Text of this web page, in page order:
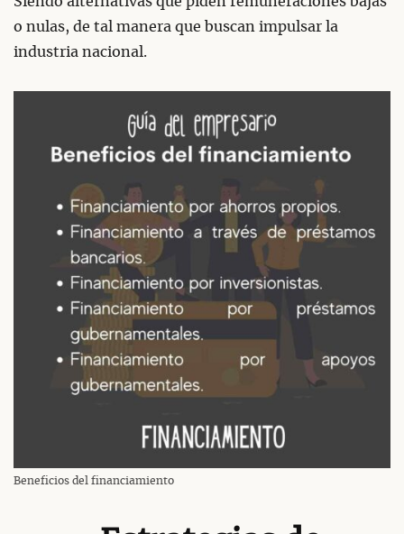
o nulas, de tal manera que buscan impulsar la
industria nacional.
Beneficios del financiamiento